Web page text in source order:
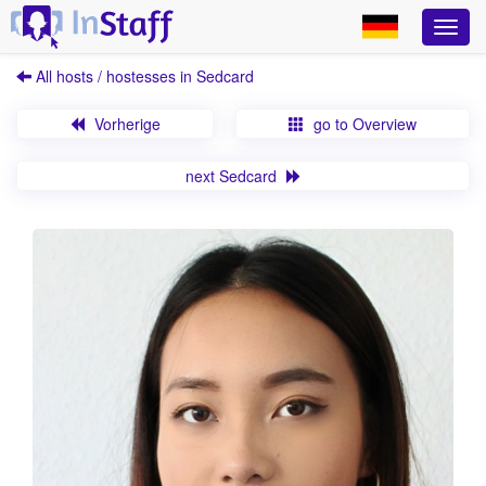
All hosts / hostesses in Sedcard
Vorherige go to Overview
next Sedcard